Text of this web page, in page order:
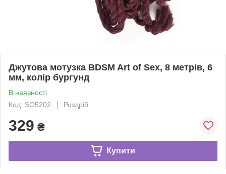
Джутова мотузка BDSM Art of Sex, 8 метрів, 6
мм, колір бургунд
В наявності
Код: SO5202
Роздріб
329 ₴
Купити